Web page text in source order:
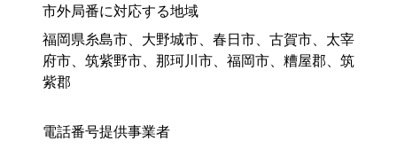
市外局番に対応する地域
福岡県糸島市、大野城市、春日市、古賀市、太宰
府市、筑紫野市、那珂川市、福岡市、糟屋郡、筑
紫郡
電話番号提供事業者